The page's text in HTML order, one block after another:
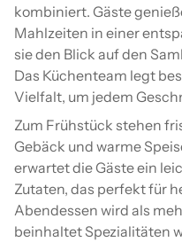
kombiniert. Gäste
Mahlzeiten in einer
sie den Blick auf den
Das Küchenteam legt
Vielfalt, um jedem
Zum Frühstück stehen
Gebäck und warme
erwartet die Gäste ein
Zutaten, das perfekt für
Abendessen wird als
beinhaltet Spezialitäten